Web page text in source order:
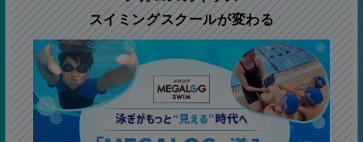
スイミングスクールが変わる